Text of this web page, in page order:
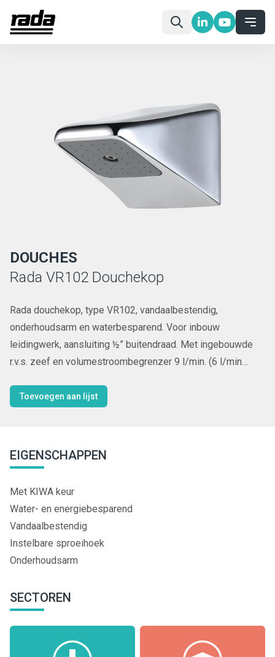
DOUCHES
Rada VR102 Douchekop
Rada douchekop, type VR102, vandaalbestendig,
onderhoudsarm en waterbesparend. Voor inbouw
leidingwerk, aansluiting ½” buitendraad. Met ingebouwde
r.v.s. zeef en volumestroombegrenzer 9 l/min. (6 l/min
Toevoegen aan lijst
EIGENSCHAPPEN
Met KIWA keur
Water- en energiebesparend
Vandaalbestendig
Instelbare sproeihoek
Onderhoudsarm
SECTOREN